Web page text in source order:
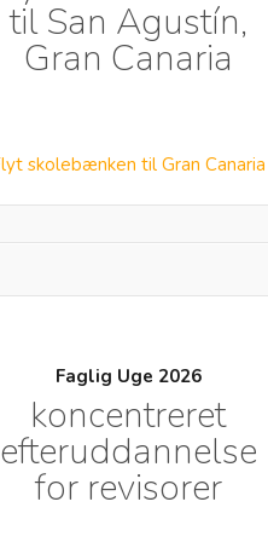
til San Agustín,
Gran Canaria
skolebænken til Gran Canaria
Faglig Uge 2026
koncentreret
efteruddannelse
for revisorer